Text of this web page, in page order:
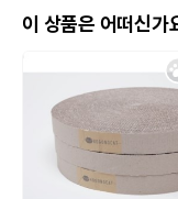
이 상품은 어떠신가